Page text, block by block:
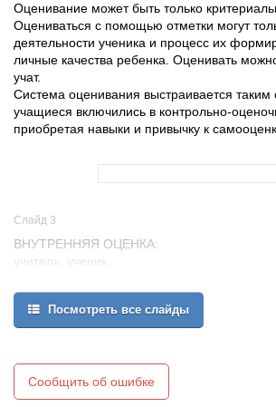
Оценивание может быть только
Оцениваться с помощью отметки могут
деятельности ученика и процесс их
личные качества ребенка. Оценивать
учат.
Система оценивания выстраивается
учащиеся включились в контрольно-
приобретая навыки и привычку к
Слайд 3
ВНУТРЕННЯЯ ОЦЕНКА:
учитель, ученик,
ВНЕШНЯЯ ОЦЕНКА:
государственные
службы
аттестация:
выпускник
Посмотреть все слайды
Сообщить об ошибке